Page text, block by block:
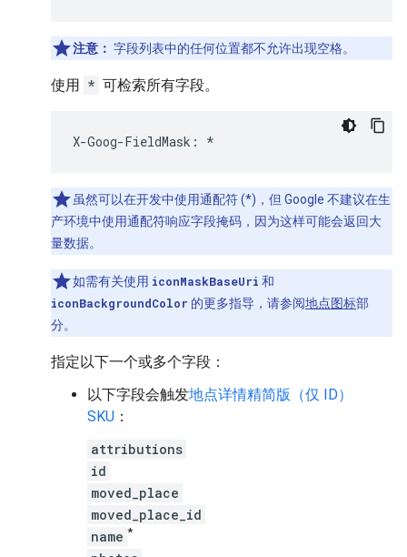
注意： 字段列表中的任何位置都不允许出现空格。
使用 * 可检索所有字段。
X-Goog-FieldMask : *
虽然可以在开发中使用通配符 (*)，但 Google 不建议在生
产环境中使用通配符响应字段掩码，因为这样可能会返回大
量数据。
如需有关使用 iconMaskBaseUri 和
iconBackgroundColor 的更多指导，请参阅地点图标部
分。
指定以下一个或多个字段：
以下字段会触发地点详情精简版（仅 ID）
SKU ：
attributions
id
moved_place
moved_place_id
name *